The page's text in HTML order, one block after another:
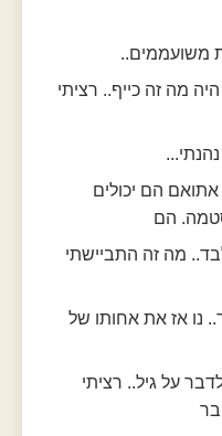
משועממים..
היה מה זה כייף.. רציתי
הם יכולים
הם
מה זה התביישתי
נו אז את אחותו של
על גיל.. רציתי